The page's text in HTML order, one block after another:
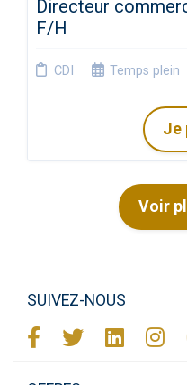
Directeur
F/H
CDI Temps plein
Je
Voir
SUIVEZ-NOUS